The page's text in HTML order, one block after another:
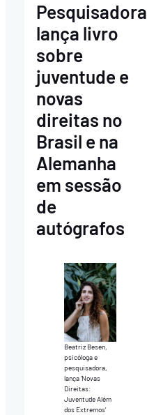
Pesquisadora
lança livro
sobre
juventude e
novas
direitas no
Brasil e na
Alemanha
em sessão
de
autógrafos
Beatriz Besen,
psicóloga e
pesquisadora,
lança ‘Novas
Direitas:
Juventude Além
dos Extremos’